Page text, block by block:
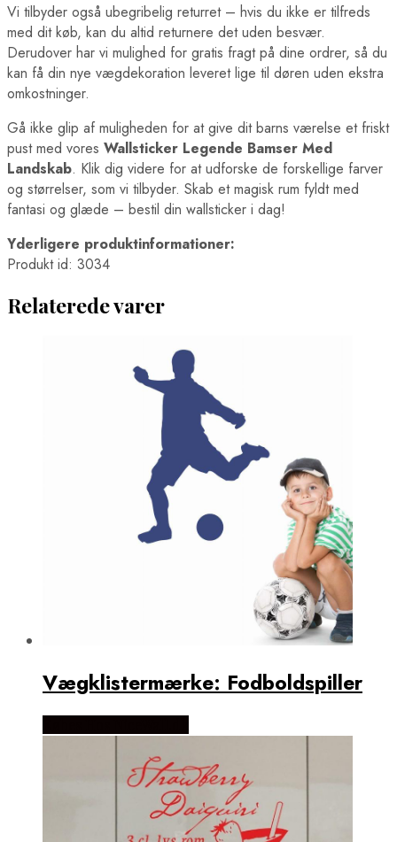
Vi tilbyder også ubegribelig returret – hvis du ikke er tilfreds
med dit køb, kan du altid returnere det uden besvær.
Derudover har vi mulighed for gratis fragt på dine ordrer, så du
kan få din nye vægdekoration leveret lige til døren uden ekstra
omkostninger.
Gå ikke glip af muligheden for at give dit barns værelse et friskt
pust med vores Wallsticker Legende Bamser Med
Landskab. Klik dig videre for at udforske de forskellige farver
og størrelser, som vi tilbyder. Skab et magisk rum fyldt med
fantasi og glæde – bestil din wallsticker i dag!
Yderligere produktinformationer:
Produkt id: 3034
Relaterede varer
Vægklistermærke: Fodboldspiller